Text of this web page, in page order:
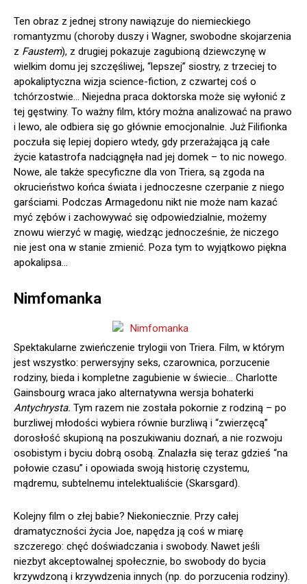
Ten obraz z jednej strony nawiązuje do niemieckiego
romantyzmu (choroby duszy i Wagner, swobodne skojarzenia
z Faustem), z drugiej pokazuje zagubioną dziewczynę w
wielkim domu jej szczęśliwej, “lepszej” siostry, z trzeciej to
apokaliptyczna wizja science-fiction, z czwartej coś o
tchórzostwie… Niejedna praca doktorska może się wyłonić z
tej gęstwiny. To ważny film, który można analizować na prawo
i lewo, ale odbiera się go głównie emocjonalnie. Już Filifionka
poczuła się lepiej dopiero wtedy, gdy przerażająca ją całe
życie katastrofa nadciągnęła nad jej domek – to nic nowego.
Nowe, ale także specyficzne dla von Triera, są zgoda na
okrucieństwo końca świata i jednoczesne czerpanie z niego
garściami. Podczas Armagedonu nikt nie może nam kazać
myć zębów i zachowywać się odpowiedzialnie, możemy
znowu wierzyć w magię, wiedząc jednocześnie, że niczego
nie jest ona w stanie zmienić. Poza tym to wyjątkowo piękna
apokalipsa…
Nimfomanka
Spektakularne zwieńczenie trylogii von Triera. Film, w którym
jest wszystko: perwersyjny seks, czarownica, porzucenie
rodziny, bieda i kompletne zagubienie w świecie… Charlotte
Gainsbourg wraca jako alternatywna wersja bohaterki
Antychrysta. Tym razem nie została pokornie z rodziną – po
burzliwej młodości wybiera równie burzliwą i “zwierzęcą”
dorosłość skupioną na poszukiwaniu doznań, a nie rozwoju
osobistym i byciu dobrą osobą. Znalazła się teraz gdzieś “na
połowie czasu” i opowiada swoją historię czystemu,
mądremu, subtelnemu intelektualiście (Skarsgard).
Kolejny film o złej babie? Niekoniecznie. Przy całej
dramatyczności życia Joe, napędza ją coś w miarę
szczerego: chęć doświadczania i swobody. Nawet jeśli
niezbyt akceptowalnej społecznie, bo swobody do bycia
krzywdzoną i krzywdzenia innych (np. do porzucenia rodziny).